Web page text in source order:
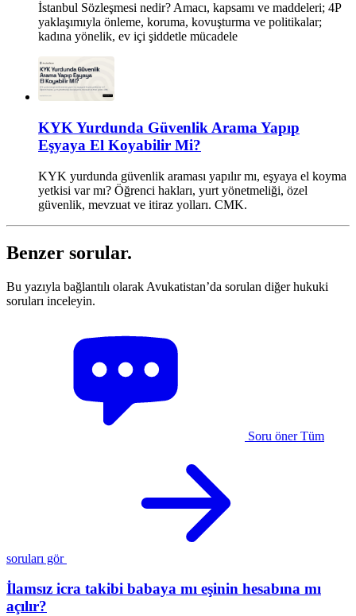
İstanbul Sözleşmesi nedir? Amacı, kapsamı ve maddeleri; 4P
yaklaşımıyla önleme, koruma, kovuşturma ve politikalar;
kadına yönelik, ev içi şiddetle mücadele
KYK Yurdunda Güvenlik Arama Yapıp
Eşyaya El Koyabilir Mi?
KYK yurdunda güvenlik araması yapılır mı, eşyaya el koyma
yetkisi var mı? Öğrenci hakları, yurt yönetmeliği, özel
güvenlik, mevzuat ve itiraz yolları. CMK.
Benzer sorular.
Bu yazıyla bağlantılı olarak Avukatistan’da sorulan diğer hukuki
soruları inceleyin.
Soru öner Tüm
soruları gör
İlamsız icra takibi babaya mı eşinin hesabına mı
açılır?